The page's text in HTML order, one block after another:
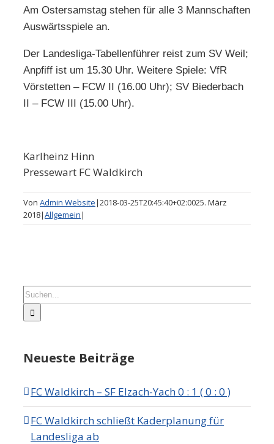
Am Ostersamstag stehen für alle 3 Mannschaften
Auswärtsspiele an.
Der Landesliga-Tabellenführer reist zum SV Weil;
Anpfiff ist um 15.30 Uhr. Weitere Spiele: VfR
Vörstetten – FCW II (16.00 Uhr); SV Biederbach
II – FCW III (15.00 Uhr).
Karlheinz Hinn
Pressewart FC Waldkirch
Von Admin Website|2018-03-25T20:45:40+02:0025. März
2018|Allgemein|
Suche
nach:
Neueste Beiträge
FC Waldkirch – SF Elzach-Yach 0 : 1 ( 0 : 0 )
FC Waldkirch schließt Kaderplanung für
Landesliga ab